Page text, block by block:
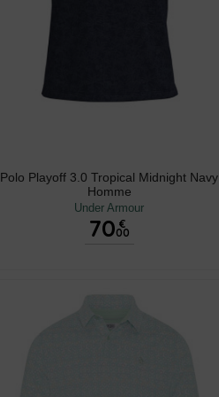
Polo Playoff 3.0 Tropical Midnight Navy
Homme
Under Armour
70 €
00